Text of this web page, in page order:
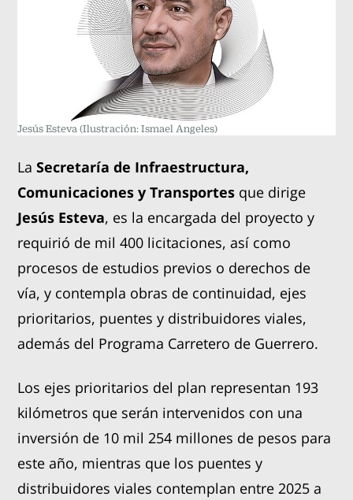
Jesús Esteva(Ilustración: Ismael Angeles)
LaSecretaría de Infraestructura,
Comunicaciones y Transportes que dirige
Jesús Esteva, es la encargada del proyecto y
requirió de mil 400 licitaciones, así como
procesos de estudios previos o derechos de
vía, y contempla obras de continuidad, ejes
prioritarios, puentes y distribuidores viales,
además del Programa Carretero de Guerrero.
Los ejes prioritarios del plan representan 193
kilómetros que serán intervenidos con una
inversión de 10 mil 254 millones de pesos para
este año, mientras que los puentes y
distribuidores viales contemplan entre 2025 a